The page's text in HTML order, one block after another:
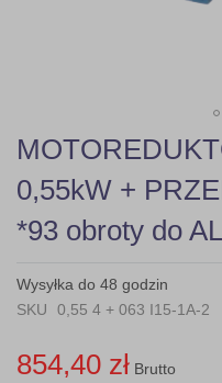
Skip
to
the
beginning
of
the
gallery
0,55kW +
*93 obroty do
Wysyłka do 48 godzin
SKU
0,55 4 + 063 I15-1A-2
854,40 zł Brutto